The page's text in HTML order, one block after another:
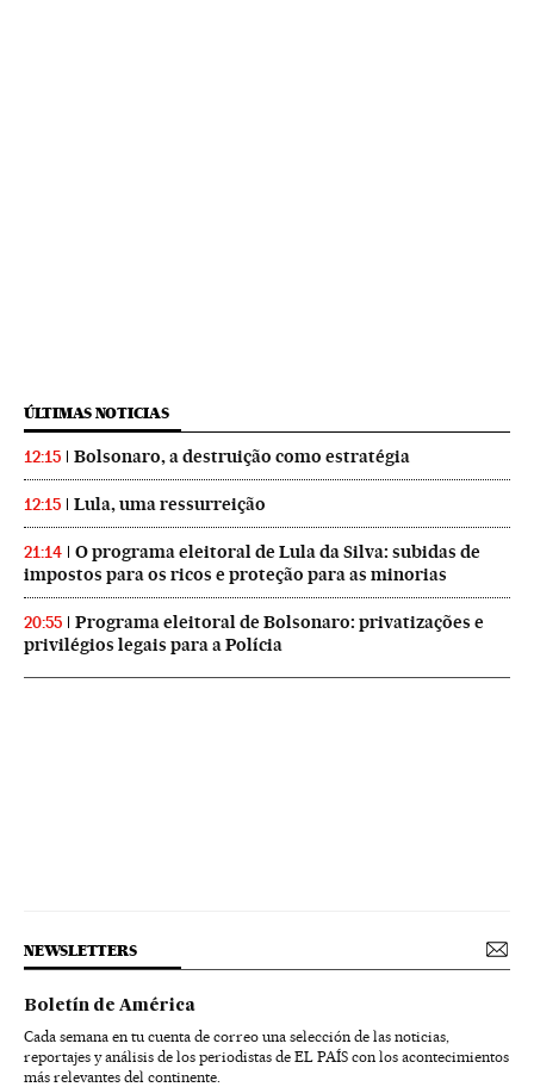
ÚLTIMAS NOTICIAS
12:15 Bolsonaro, a destruição como estratégia
12:15 Lula, uma ressurreição
21:14
O programa eleitoral de Lula da Silva: subidas de
impostos para os ricos e proteção para as minorias
20:55
Programa eleitoral de Bolsonaro: privatizações e
privilégios legais para a Polícia
NEWSLETTERS
Boletín de América
Cada semana en tu cuenta de correo una selección de las noticias,
reportajes y análisis de los periodistas de EL PAÍS con los acontecimientos
más relevantes del continente.